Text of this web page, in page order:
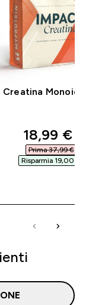
Creatina
18,99 €‎
Prima 37,99 €‎
Risparmia 19,00 €‎